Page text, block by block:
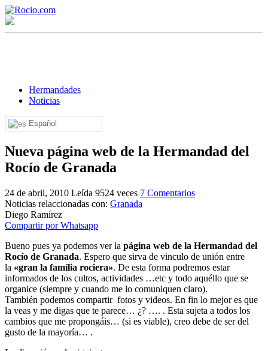
Hermandades
Noticias
Español
Nueva página web de la Hermandad del
Rocío de Granada
24 de abril, 2010 Leída 9524 veces 7 Comentarios
Noticias relaccionadas con: Granada
Diego Ramírez
Compartir por Whatsapp
Bueno pues ya podemos ver la página web de la Hermandad del
Rocío de Granada. Espero que sirva de vinculo de unión entre
la «gran la família rociera». De esta forma podremos estar
informados de los cultos, actividades …etc y todo aquéllo que se
organice (siempre y cuando me lo comuniquen claro).
También podemos compartir fotos y videos. En fin lo mejor es que
la veas y me digas que te parece… ¿? …. . Esta sujeta a todos los
cambios que me propongáis… (si es viable), creo debe de ser del
gusto de la mayoría… .
¡Bienvenido! Soy el asistente virtual de rocio.com.
¿En qué puedo ayudarte?
Historia de la Virgen del Rocío
¿Cuándo es la romería del Rocío?
¿Cuándo se construyó la primera ermita?
El traslado cada siete años
¿Cuales son los actos principales que se celebran en el
Rocío?
Quiero hacer el camino,¿que tengo que hacer?